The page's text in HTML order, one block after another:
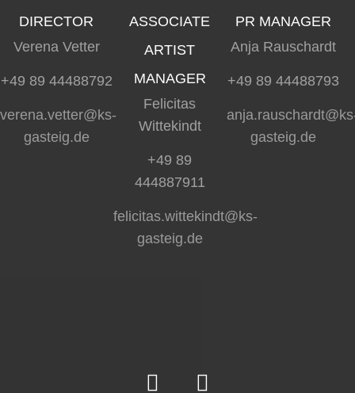
DIRECTOR
Verena Vetter
+49 89 44488792
verena.vetter@ks-
gasteig.de
ASSOCIATE
ARTIST
MANAGER
Felicitas
Wittekindt
+49 89
444887911
felicitas.wittekindt@ks-
gasteig.de
PR MANAGER
Anja Rauschardt
+49 89 44488793
gasteig.de